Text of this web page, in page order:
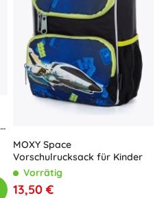
MOXY Space
Vorschulrucksack für Kinder
Vorrätig
13,50 €